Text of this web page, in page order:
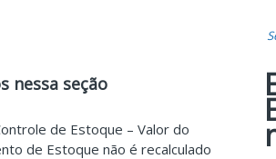
nessa seção
de Estoque – Valor do
de Estoque não é recalculado